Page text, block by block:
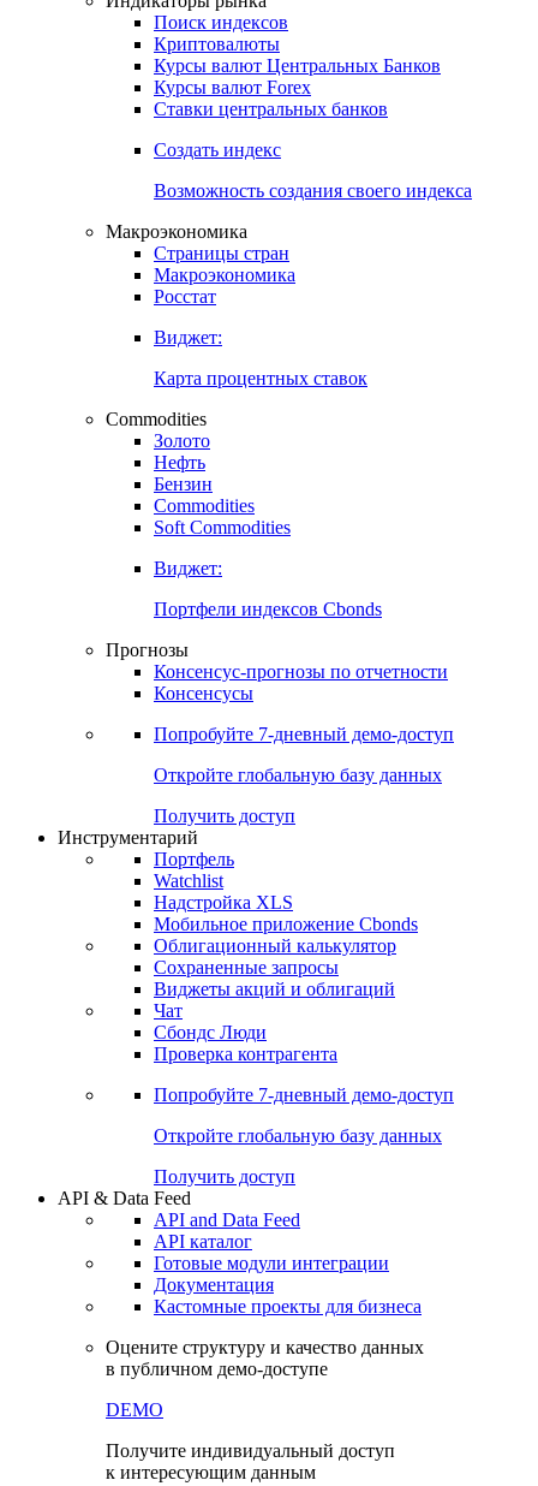
Поиск индексов
Криптовалюты
Курсы валют Центральных Банков
Курсы валют Forex
Ставки центральных банков
Создать индекс
Возможность создания своего индекса
Макроэкономика
Страницы стран
Макроэкономика
Росстат
Виджет:
Карта процентных ставок
Commodities
Золото
Нефть
Бензин
Commodities
Soft Commodities
Виджет:
Портфели индексов Cbonds
Прогнозы
Консенсус-прогнозы по отчетности
Консенсусы
Попробуйте 7-дневный демо-доступ
Откройте глобальную базу данных
Получить доступ
Инструментарий
Портфель
Watchlist
Надстройка XLS
Мобильное приложение Cbonds
Облигационный калькулятор
Сохраненные запросы
Виджеты акций и облигаций
Чат
Сбондс Люди
Проверка контрагента
Попробуйте 7-дневный демо-доступ
Откройте глобальную базу данных
Получить доступ
API & Data Feed
API and Data Feed
API каталог
Готовые модули интеграции
Документация
Кастомные проекты для бизнеса
Оцените структуру и качество данных
в публичном демо-доступе
DEMO
Получите индивидуальный доступ
к интересующим данным